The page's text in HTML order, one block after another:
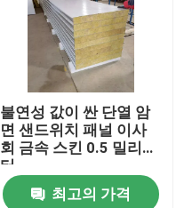
불연성 값이 싼 단열 암
면 샌드위치 패널 이사
회 금속 스킨 0.5 밀리미
터
최고의 가격